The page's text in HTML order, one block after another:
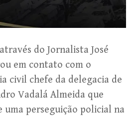
do Jornalista José
em contato com o
civil chefe da delegacia de
Vadalá Almeida que
perseguição policial na